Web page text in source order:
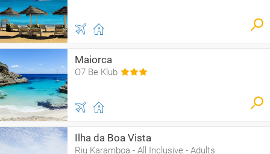
Maiorca
O7 Be Klub
Ilha da Boa Vista
Riu Karamboa - All Inclusive - Adults